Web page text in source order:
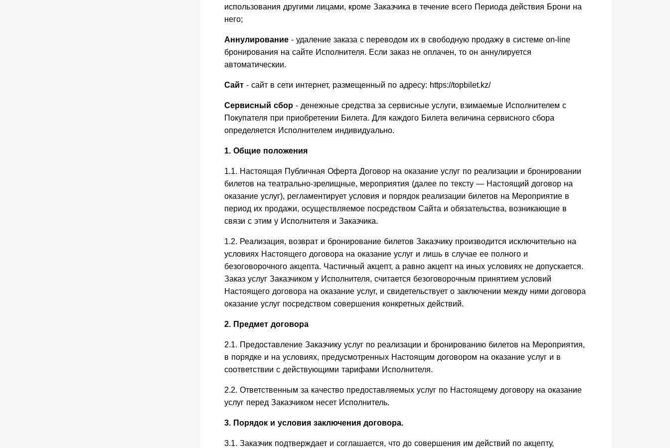
использования другими лицами, кроме Заказчика в течение всего Периода действия Брони на
него;
Аннулирование - удаление заказа с переводом их в свободную продажу в системе on-line
бронирования на сайте Исполнителя. Если заказ не оплачен, то он аннулируется
автоматическии.
Сайт - сайт в сети интернет, размещенный по адресу: https://topbilet.kz/
Сервисный сбор - денежные средства за сервисные услуги, взимаемые Исполнителем с
Покупателя при приобретении Билета. Для каждого Билета величина сервисного сбора
определяется Исполнителем индивидуально.
1. Общие положения
1.1. Настоящая Публичная Оферта Договор на оказание услуг по реализации и бронировании
билетов на театрально-зрелищные, мероприятия (далее по тексту — Настоящий договор на
оказание услуг), регламентирует условия и порядок реализации билетов на Мероприятие в
период их продажи, осуществляемое посредством Сайта и обязательства, возникающие в
связи с этим у Исполнителя и Заказчика.
1.2. Реализация, возврат и бронирование билетов Заказчику производится исключительно на
условиях Настоящего договора на оказание услуг и лишь в случае ее полного и
безоговорочного акцепта. Частичный акцепт, а равно акцепт на иных условиях не допускается.
Заказ услуг Заказчиком у Исполнителя, считается безоговорочным принятием условий
Настоящего договора на оказание услуг, и свидетельствует о заключении между ними договора
оказание услуг посредством совершения конкретных действий.
2. Предмет договора
2.1. Предоставление Заказчику услуг по реализации и бронированию билетов на Мероприятия,
в порядке и на условиях, предусмотренных Настоящим договором на оказание услуг и в
соответствии с действующими тарифами Исполнителя.
2.2. Ответственным за качество предоставляемых услуг по Настоящему договору на оказание
услуг перед Заказчиком несет Исполнитель.
3. Порядок и условия заключения договора.
3.1. Заказчик подтверждает и соглашается, что до совершения им действий по акцепту,